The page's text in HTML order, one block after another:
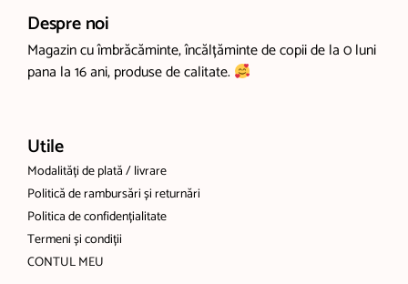
Despre noi
Magazin cu îmbrăcăminte, încălțăminte de copii de la 0 luni
pana la 16 ani, produse de calitate.
Utile
Modalități de plată / livrare
Politică de rambursări și returnări
Politica de confidențialitate
Termeni și condiții
CONTUL MEU